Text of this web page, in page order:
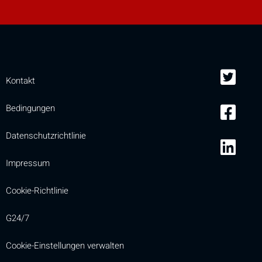
Kontakt
Bedingungen
Datenschutzrichtlinie
Impressum
Cookie-Richtlinie
G24/7
Cookie-Einstellungen verwalten